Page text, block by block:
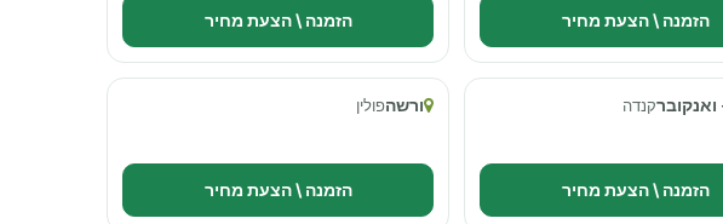
הזמנה \ הצעת מחיר הזמנה \ הצעת מחיר
ואנקוברקנדה
הזמנה \ הצעת מחיר
ורשהפולין
הזמנה \ הצעת מחיר